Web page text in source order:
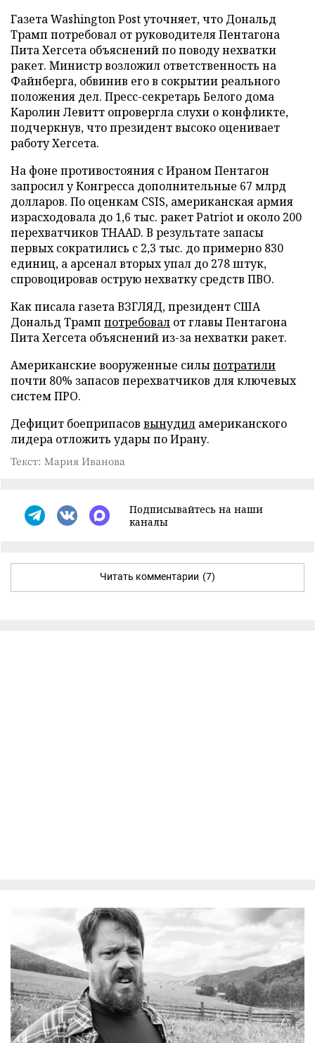
Газета Washington Post уточняет, что Дональд
Трамп потребовал от руководителя Пентагона
Пита Хегсета объяснений по поводу нехватки
ракет. Министр возложил ответственность на
Файнберга, обвинив его в сокрытии реального
положения дел. Пресс-секретарь Белого дома
Каролин Левитт опровергла слухи о конфликте,
подчеркнув, что президент высоко оценивает
работу Хегсета.
На фоне противостояния с Ираном Пентагон
запросил у Конгресса дополнительные 67 млрд
долларов. По оценкам CSIS, американская армия
израсходовала до 1,6 тыс. ракет Patriot и около 200
перехватчиков THAAD. В результате запасы
первых сократились с 2,3 тыс. до примерно 830
единиц, а арсенал вторых упал до 278 штук,
спровоцировав острую нехватку средств ПВО.
Как писала газета ВЗГЛЯД, президент США
Дональд Трамп потребовал от главы Пентагона
Пита Хегсета объяснений из-за нехватки ракет.
Американские вооруженные силыпотратили
почти 80% запасов перехватчиков для ключевых
систем ПРО.
Дефицит боеприпасов вынудил американского
лидера отложить удары по Ирану.
Текст: Мария Иванова
Подписывайтесь на наши
каналы
Читать комментарии (7)